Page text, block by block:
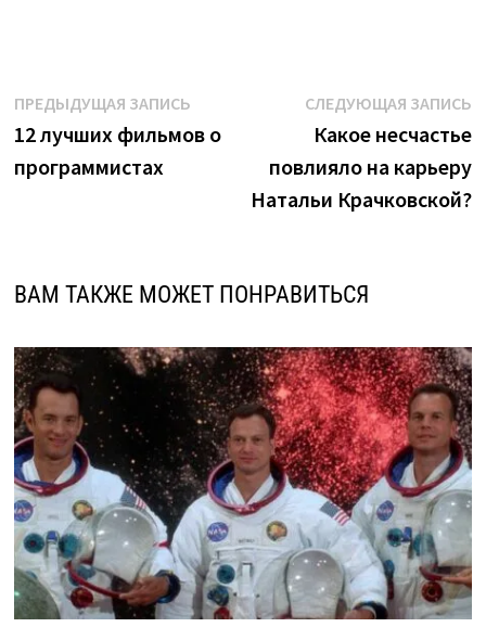
Навигация
по
записям
ПРЕДЫДУЩАЯ ЗАПИСЬПредыдущая
запись:
12 лучших фильмов о
программистах
СЛЕДУЮЩАЯ ЗАПИСЬ
Какое несчастье
повлияло на карьеру
Натальи Крачковской?
ВАМ ТАКЖЕ МОЖЕТ ПОНРАВИТЬСЯ